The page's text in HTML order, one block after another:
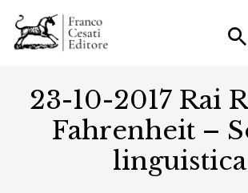
23-10-2017 Rai
Fahrenheit –
linguistica